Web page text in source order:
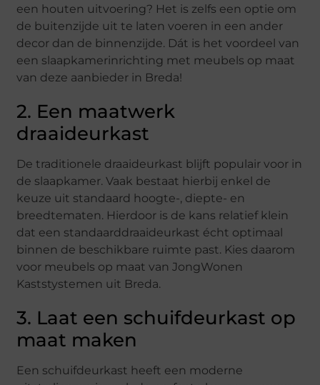
een houten uitvoering? Het is zelfs een optie om
de buitenzijde uit te laten voeren in een ander
decor dan de binnenzijde. Dát is het voordeel van
een slaapkamerinrichting met meubels op maat
van deze aanbieder in Breda!
2. Een maatwerk
draaideurkast
De traditionele draaideurkast blijft populair voor in
de slaapkamer. Vaak bestaat hierbij enkel de
keuze uit standaard hoogte-, diepte- en
breedtematen. Hierdoor is de kans relatief klein
dat een standaarddraaideurkast écht optimaal
binnen de beschikbare ruimte past. Kies daarom
voor meubels op maat van JongWonen
Kaststystemen uit Breda.
3. Laat een schuifdeurkast op
maat maken
Een schuifdeurkast heeft een moderne